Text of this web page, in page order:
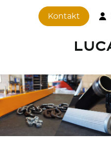
Kontakt